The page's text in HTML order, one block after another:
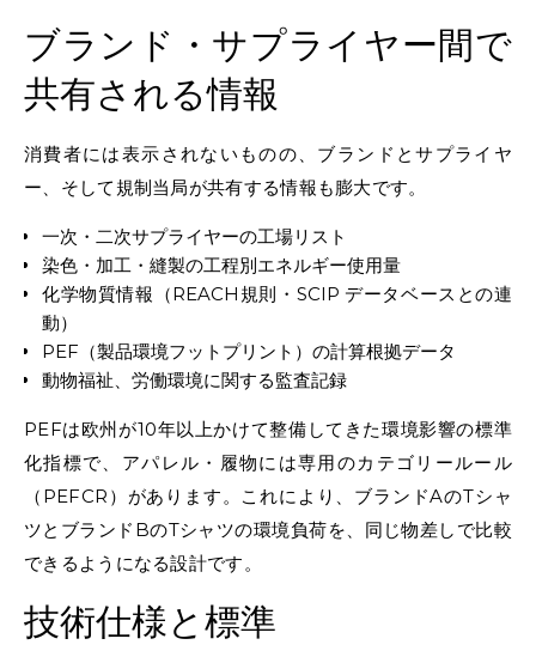
ブランド・サプライヤー間で
共有される情報
消費者には表示されないものの、ブランドとサプライヤ
ー、そして規制当局が共有する情報も膨大です。
一次・二次サプライヤーの工場リスト
染色・加工・縫製の工程別エネルギー使用量
化学物質情報（REACH規則・SCIP データベースとの連
動）
PEF（製品環境フットプリント）の計算根拠データ
動物福祉、労働環境に関する監査記録
PEFは欧州が10年以上かけて整備してきた環境影響の標準
化指標で、アパレル・履物には専用のカテゴリールール
（PEFCR）があります。これにより、ブランドAのTシャ
ツとブランドBのTシャツの環境負荷を、同じ物差しで比較
できるようになる設計です。
技術仕様と標準